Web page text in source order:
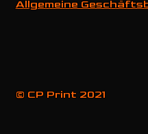
Allgemeine
© CP Print 2021